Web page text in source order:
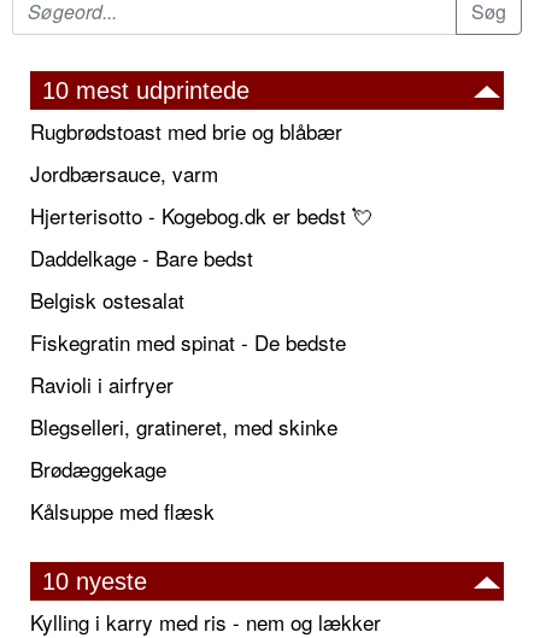
10 mest udprintede
Rugbrødstoast med brie og blåbær
Jordbærsauce, varm
Hjerterisotto - Kogebog.dk er bedst 💘
Daddelkage - Bare bedst
Belgisk ostesalat
Fiskegratin med spinat - De bedste
Ravioli i airfryer
Blegselleri, gratineret, med skinke
Brødæggekage
Kålsuppe med flæsk
10 nyeste
Kylling i karry med ris - nem og lækker